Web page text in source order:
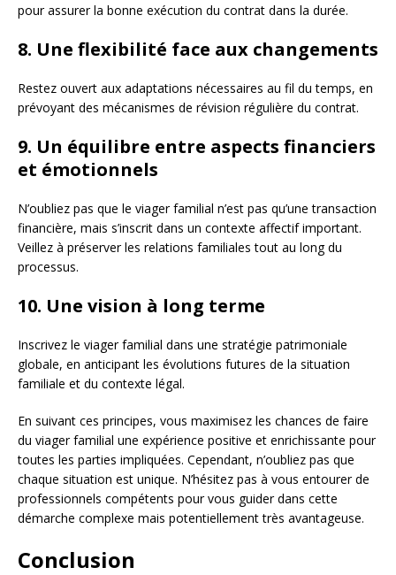
pour assurer la bonne exécution du contrat dans la durée.
8. Une flexibilité face aux changements
Restez ouvert aux adaptations nécessaires au fil du temps, en
prévoyant des mécanismes de révision régulière du contrat.
9. Un équilibre entre aspects financiers
et émotionnels
N’oubliez pas que le viager familial n’est pas qu’une transaction
financière, mais s’inscrit dans un contexte affectif important.
Veillez à préserver les relations familiales tout au long du
processus.
10. Une vision à long terme
Inscrivez le viager familial dans une stratégie patrimoniale
globale, en anticipant les évolutions futures de la situation
familiale et du contexte légal.
En suivant ces principes, vous maximisez les chances de faire
du viager familial une expérience positive et enrichissante pour
toutes les parties impliquées. Cependant, n’oubliez pas que
chaque situation est unique. N’hésitez pas à vous entourer de
professionnels compétents pour vous guider dans cette
démarche complexe mais potentiellement très avantageuse.
Conclusion